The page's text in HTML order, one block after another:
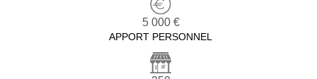
5 000 €
APPORT PERSONNEL